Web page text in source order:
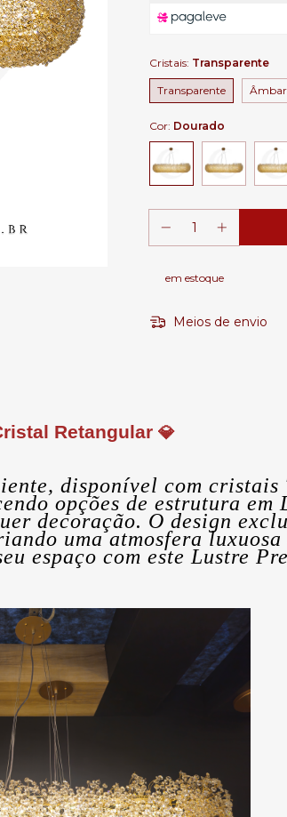
Cristais: Transparente
Transparente Âmbar
Cor: Dourado
em estoque
Meios de envio
Retangular 💎
disponível com cristais
opções de estrutura em
decoração. O design
uma atmosfera
espaço com este Lustre